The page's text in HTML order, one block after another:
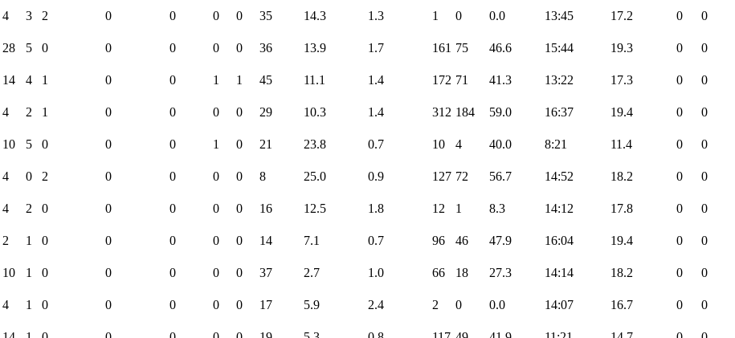
4 3 2 0 0 0 0 35 14.3 1.3 1 0 0.0 13:45 17.2 0 0
28 5 0 0 0 0 0 36 13.9 1.7 161 75 46.6 15:44 19.3 0 0
14 4 1 0 0 1 1 45 11.1 1.4 172 71 41.3 13:22 17.3 0 0
4 2 1 0 0 0 0 29 10.3 1.4 312 184 59.0 16:37 19.4 0 0
10 5 0 0 0 1 0 21 23.8 0.7 10 4 40.0 8:21 11.4 0 0
4 0 2 0 0 0 0 8 25.0 0.9 127 72 56.7 14:52 18.2 0
0
4 2 0 0 0 0 0 16 12.5 1.8 12 1 8.3 14:12 17.8 0 0
2 1 0 0 0 0 0 14 7.1 0.7 96 46 47.9 16:04 19.4 0 0
10 1 0 0 0 0 0 37 2.7 1.0 66 18 27.3 14:14 18.2 0 0
4 1 0 0 0 0 0 17 5.9 2.4 2 0 0.0 14:07 16.7 0 0